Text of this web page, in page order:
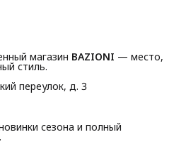
магазин BAZIONI — место,
стиль.
переулок, д. 3
сезона и полный